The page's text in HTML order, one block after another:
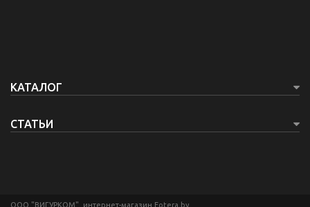
КАТАЛОГ
СТАТЬИ
ООО "ВИГУРКОМ", интернет-магазин Fotera.by